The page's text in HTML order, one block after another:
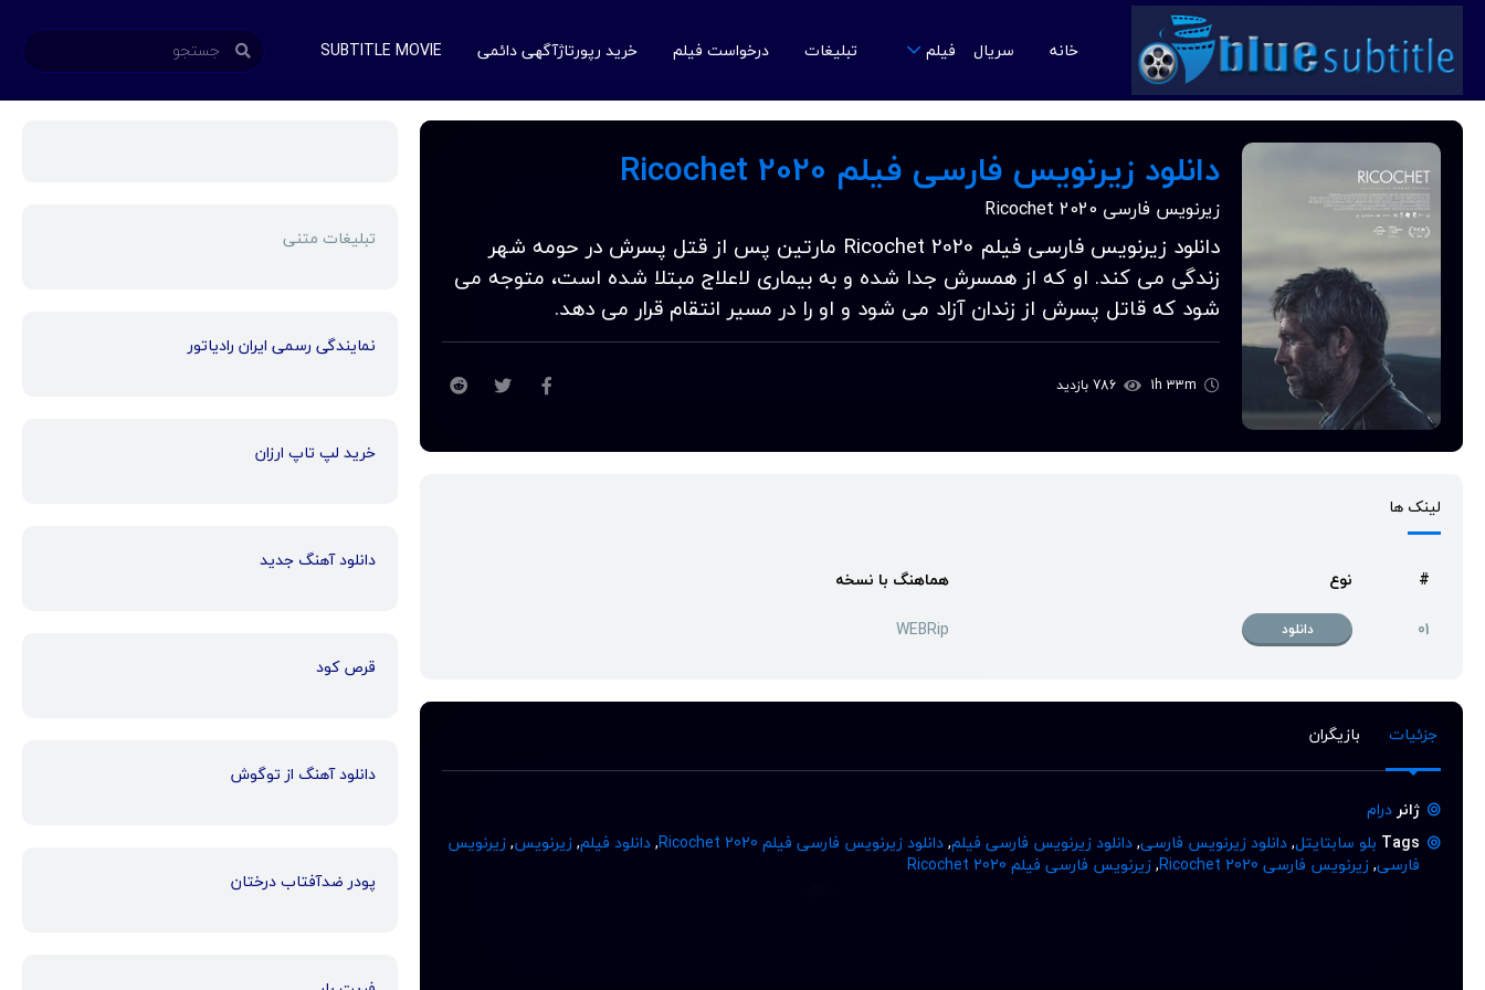
خانه سریال فیلم تبلیغات درخواست فیلم خرید رپورتاژآگهی دائمی SUBTITLE MOVIE
دانلود زیرنویس فارسی فیلم Ricochet 2020
زیرنویس فارسی Ricochet 2020
دانلود زیرنویس فارسی فیلم Ricochet 2020 مارتین پس از قتل پسرش در حومه شهر
زندگی می کند. او که از همسرش جدا شده و به بیماری لاعلاج مبتلا شده است، متوجه می
شود که قاتل پسرش از زندان آزاد می شود و او را در مسیر انتقام قرار می دهد.
786 بازدید
لینک ها
# نوع
هماهنگ با نسخه
01
دانلود WEBRip
جزئیات بازیگران
ژانردرام
Tags بلو سابتایتل,دانلود زیرنویس فارسی,دانلود زیرنویس فارسی فیلم,دانلود زیرنویس فارسی فیلم Ricochet 2020 ,دانلود فیلم,زیرنویس,زیرنویس
فارسی,زیرنویس فارسی Ricochet 2020 ,زیرنویس فارسی فیلم Ricochet 2020
تبلیغات متنی
نمایندگی رسمی ایران رادیاتور
خرید لپ تاپ ارزان
دانلود آهنگ جدید
قرص کود
دانلود آهنگ از توگوش
پودر ضدآفتاب درختان